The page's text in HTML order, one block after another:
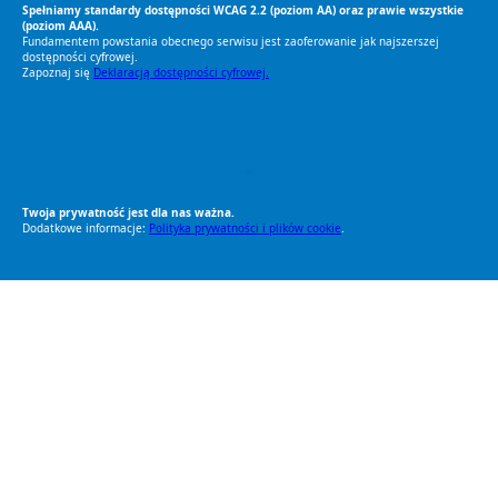
Spełniamy standardy dostępności WCAG 2.2 (poziom AA) oraz prawie wszystkie
(poziom AAA).
Fundamentem powstania obecnego serwisu jest zaoferowanie jak najszerszej
dostępności cyfrowej.
Zapoznaj się Deklaracją dostępności cyfrowej.
Twoja prywatność jest dla nas ważna.
Dodatkowe informacje: Polityka prywatności i plików cookie